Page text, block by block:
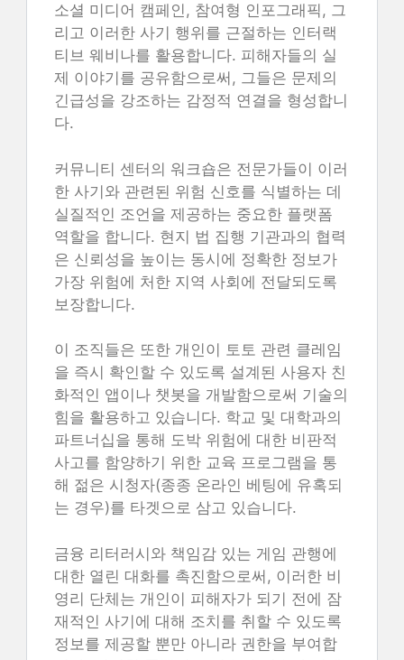
소셜 미디어 캠페인, 참여형 인포그래픽, 그
리고 이러한 사기 행위를 근절하는 인터랙
티브 웨비나를 활용합니다. 피해자들의 실
제 이야기를 공유함으로써, 그들은 문제의
긴급성을 강조하는 감정적 연결을 형성합니
다.
커뮤니티 센터의 워크숍은 전문가들이 이러
한 사기와 관련된 위험 신호를 식별하는 데
실질적인 조언을 제공하는 중요한 플랫폼
역할을 합니다. 현지 법 집행 기관과의 협력
은 신뢰성을 높이는 동시에 정확한 정보가
가장 위험에 처한 지역 사회에 전달되도록
보장합니다.
이 조직들은 또한 개인이 토토 관련 클레임
을 즉시 확인할 수 있도록 설계된 사용자 친
화적인 앱이나 챗봇을 개발함으로써 기술의
힘을 활용하고 있습니다. 학교 및 대학과의
파트너십을 통해 도박 위험에 대한 비판적
사고를 함양하기 위한 교육 프로그램을 통
해 젊은 시청자(종종 온라인 베팅에 유혹되
는 경우)를 타겟으로 삼고 있습니다.
금융 리터러시와 책임감 있는 게임 관행에
대한 열린 대화를 촉진함으로써, 이러한 비
영리 단체는 개인이 피해자가 되기 전에 잠
재적인 사기에 대해 조치를 취할 수 있도록
정보를 제공할 뿐만 아니라 권한을 부여합